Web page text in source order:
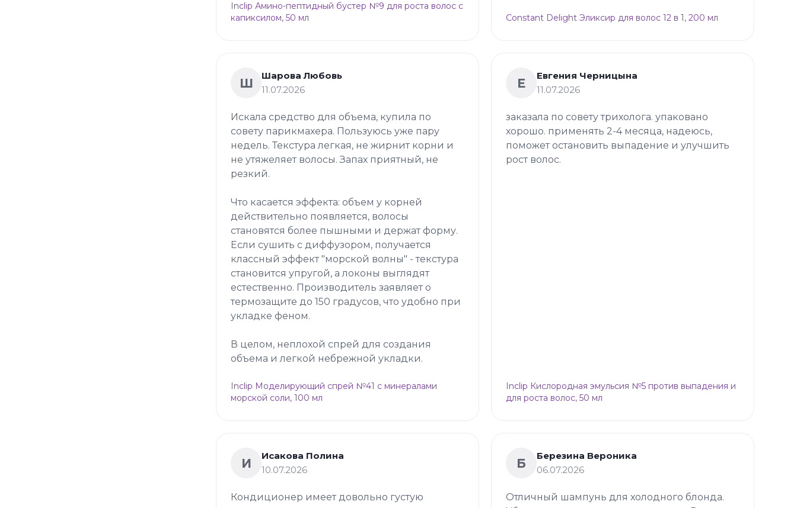
Inclip Амино-пептидный бустер №9 для роста волос с
капиксилом, 50 мл
Constant Delight Эликсир для волос 12 в 1, 200 мл
Ш
Шарова Любовь
11.07.2026
Искала средство для объема, купила по
совету парикмахера. Пользуюсь уже пару
недель. Текстура легкая, не жирнит корни и
не утяжеляет волосы. Запах приятный, не
резкий.
Что касается эффекта: объем у корней
действительно появляется, волосы
становятся более пышными и держат форму.
Если сушить с диффузором, получается
классный эффект "морской волны" - текстура
становится упругой, а локоны выглядят
естественно. Производитель заявляет о
термозащите до 150 градусов, что удобно при
укладке феном.
В целом, неплохой спрей для создания
объема и легкой небрежной укладки.
Inclip Моделирующий спрей №41 с минералами
морской соли, 100 мл
Е
Евгения Черницына
11.07.2026
заказала по совету трихолога. упаковано
хорошо. применять 2-4 месяца, надеюсь,
поможет остановить выпадение и улучшить
рост волос.
Inclip Кислородная эмульсия №5 против выпадения и
для роста волос, 50 мл
И
Исакова Полина
10.07.2026
Кондиционер имеет довольно густую
Б
Березина Вероника
06.07.2026
Отличный шампунь для холодного блонда.